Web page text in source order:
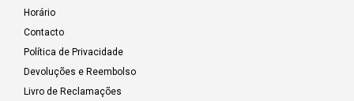
Horário
Contacto
Política de Privacidade
Devoluções e Reembolso
Livro de Reclamações